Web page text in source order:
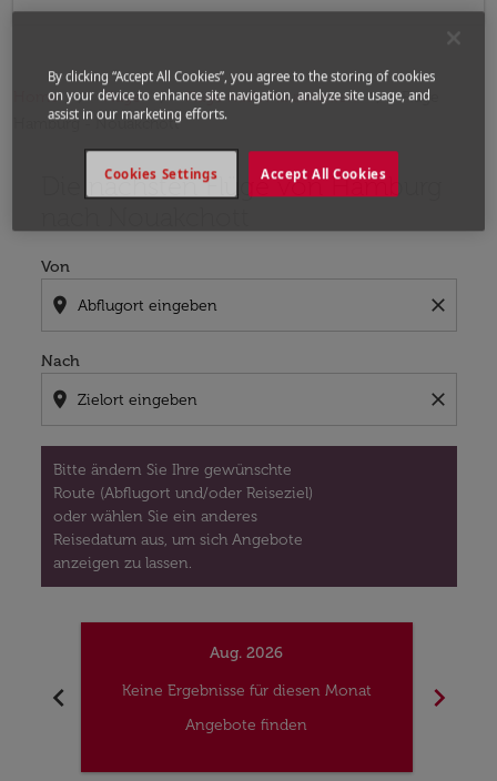
Home Flüge Flüge nach Mauretanien
Flüge
Hamburg - Nouakchott
Die nächsten Flüge von Hamburg
Von
location_on close
Nach
location_on close
Bitte ändern Sie Ihre gewünschte
Route (Abflugort und/oder Reiseziel)
oder wählen Sie ein anderes
Reisedatum aus, um sich Angebote
anzeigen zu lassen.
Bitte ändern Sie Ihre gewünschte Route (Abflugort
chevron_left
Aug. 2026
Keine Ergebnisse für diesen Monat
Angebote finden
chevron_right
By clicking “Accept All Cookies”, you agree to the storing of cookies
on your device to enhance site navigation, analyze site usage, and
assist in our marketing efforts.
Accept All Cookies
Cookies Settings